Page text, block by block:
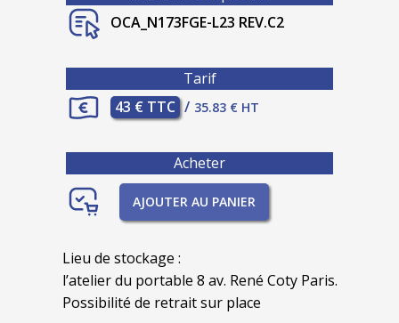
OCA_N173FGE-L23 REV.C2
Tarif
43 € TTC / 35.83 € HT
Acheter
AJOUTER AU PANIER
Lieu de stockage :
l’atelier du portable 8 av. René Coty Paris.
Possibilité de retrait sur place